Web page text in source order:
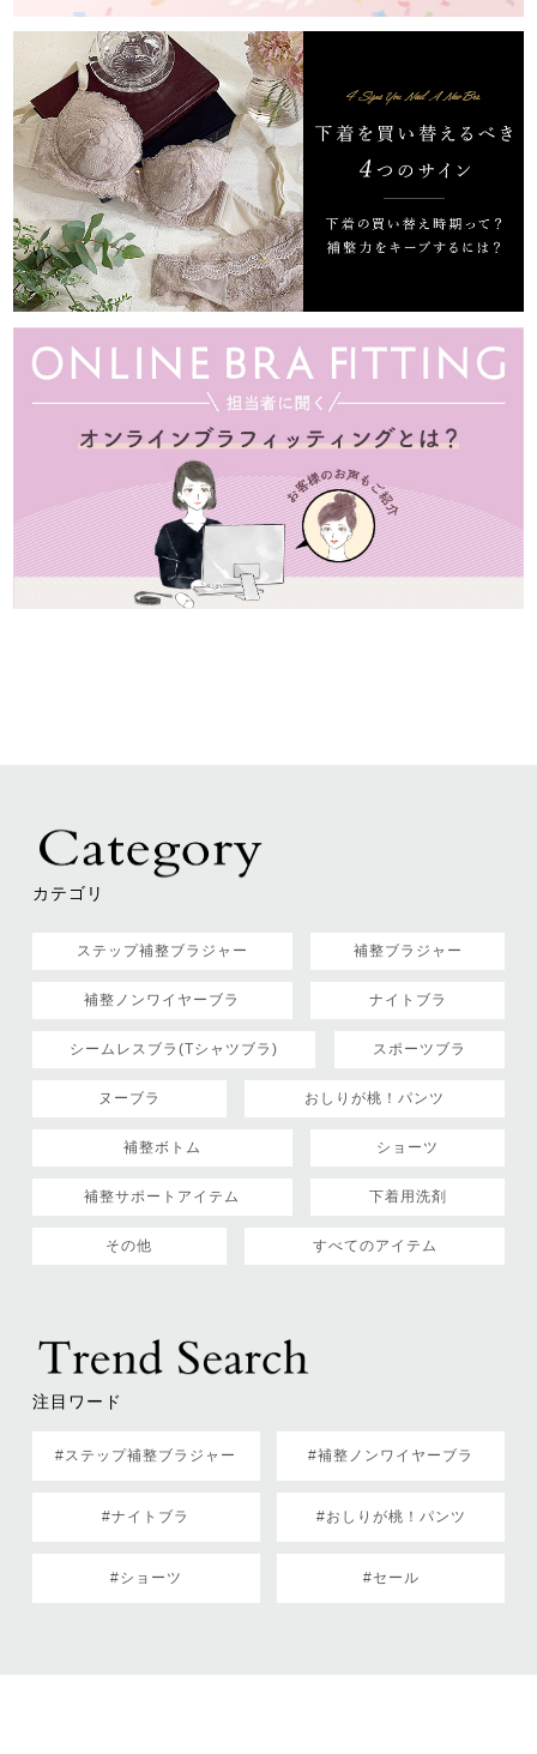
カテゴリ
ステップ補整ブラジャー 補整ブラジャー
補整ノンワイヤーブラ ナイトブラ
シームレスブラ(Tシャツブラ) スポーツブラ
ヌーブラ おしりが桃！パンツ
補整ボトム ショーツ
補整サポートアイテム 下着用洗剤
その他 すべてのアイテム
注目ワード
#ステップ補整ブラジャー #補整ノンワイヤーブラ
#ナイトブラ #おしりが桃！パンツ
#ショーツ #セール